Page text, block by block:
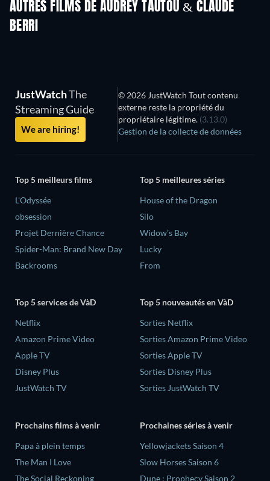
AUTRES FILMS DE AUDREY TAUTOU & CLAUDE
BERRI
JustWatchThe
Streaming Guide
We are hiring!
© 2026 JustWatch Tout contenu
externe reste la propriété du
propriétaire légitime. (3.13.0)
Gestion de la collecte de données
Top 5 meilleurs films
L'Odyssée
obsession
Projet Dernière Chance
Spider-Man: Brand New Day
Backrooms
Top 5 meilleures séries
House of the Dragon
Silo
Widow’s Bay
Lucky
From
Top 5 services de VàD
Netflix
Amazon Prime Video
Apple TV
Disney Plus
JustWatch TV
Top 5 nouveautés en VàD
Sorties Netflix
Sorties Amazon Prime Video
Sorties Apple TV
Sorties Disney Plus
Sorties JustWatch TV
Prochains films à venir
‎Papa à plein temps
The Man I Love
The Social Reckoning
Prochaines séries à venir
Yellowjackets Saison 4
Slow Horses Saison 6
Dune : Prophecy Saison 2